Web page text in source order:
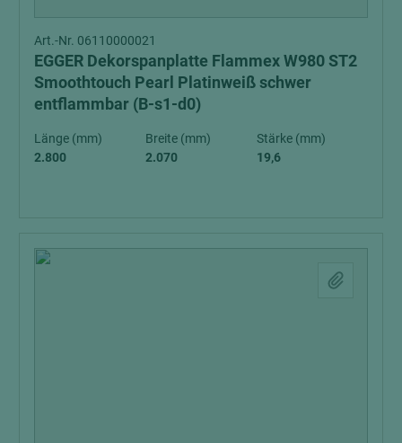
Art.-Nr. 06110000021
EGGER Dekorspanplatte Flammex W980 ST2
Smoothtouch Pearl Platinweiß schwer
entflammbar (B-s1-d0)
Länge (mm)
2.800
Breite (mm)
2.070
Stärke (mm)
19,6